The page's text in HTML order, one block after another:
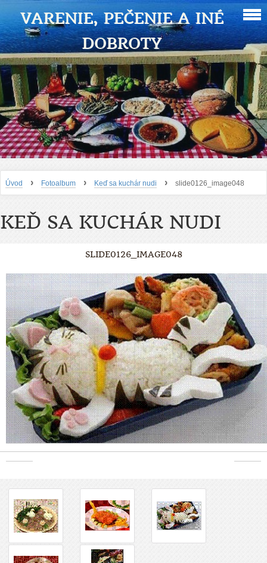
VARENIE, PEČENIE A INÉ
DOBROTY
Úvod › Fotoalbum › Keď sa kuchár nudi › slide0126_image048
KEĎ SA KUCHÁR NUDI
SLIDE0126_IMAGE048